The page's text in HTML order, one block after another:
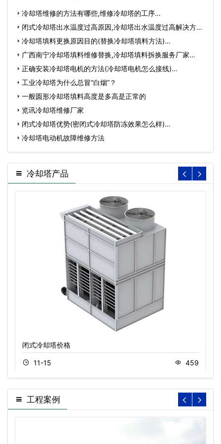
冷却塔维修的方法有哪些,维修冷却塔的工序…
闭式冷却塔出水温度过高原因,冷却塔出水温度过高解决方
法…冷却塔填料更换原因目的(替换冷却塔填料方法)…
广西南宁冷却塔填料维修替换,冷却塔填料拆换服务厂家…
正确安装冷却塔电机的方法(冷却塔电机怎么接线)…
工业冷却塔为什么总冒“白烟”？
一般圆形冷却塔填料高度是多高是正常的
览讯冷却塔维修厂家
闭式冷却塔优势(密闭式冷却塔防冻效果怎么样)…
冷却塔电动机故障维修方法
冷却塔产品
闭式冷却塔价格
11-15 459
工程案例